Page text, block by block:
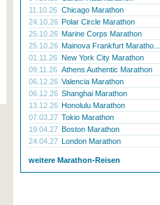
11.10.26 Chicago Marathon
24.10.26 Polar Circle Marathon
25.10.26 Marine Corps Marathon
25.10.26 Mainova Frankfurt Maratho...
01.11.26 New York City Marathon
09.11.26 Athens Authentic Marathon
06.12.26 Valencia Marathon
06.12.26 Shanghai Marathon
13.12.26 Honolulu Marathon
07.03.27 Tokio Marathon
19.04.27 Boston Marathon
24.04.27 London Marathon
weitere Marathon-Reisen